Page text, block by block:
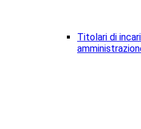
Titolari di